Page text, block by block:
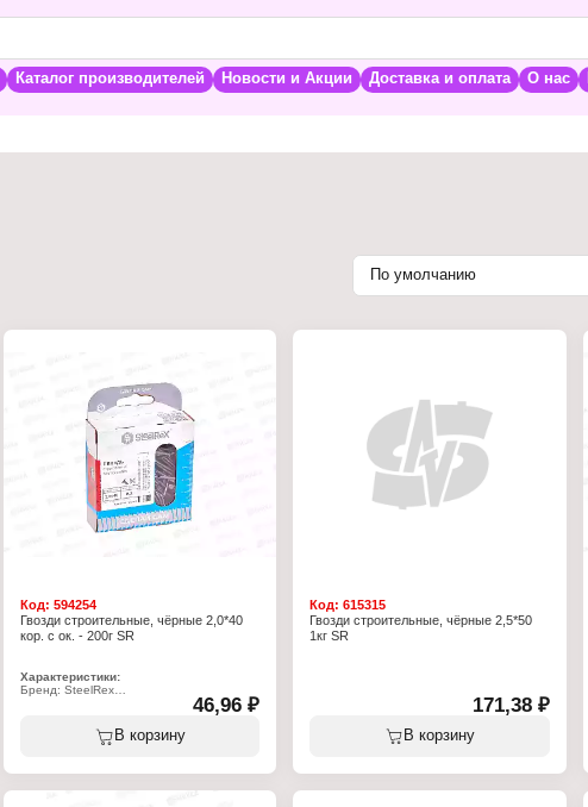
Каталог производителей Новости и Акции Доставка и оплата О нас
По умолчанию
Код: 594254
Гвозди строительные, чёрные 2,0*40
кор. с ок. - 200г SR
Характеристики:
Бренд: SteelRex
Длина, мм: 40
Диаметр, мм: 2
Упаковка: в коробке
46,96 ₽
В корзину
Код:615315
Гвозди строительные, чёрные 2,5*50
1кг SR
171,38 ₽
В корзину